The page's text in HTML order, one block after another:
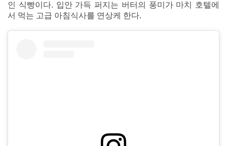
인 식빵이다. 입안 가득 퍼지는 버터의 풍미가 마치 호텔에
서 먹는 고급 아침식사를 연상케 한다.